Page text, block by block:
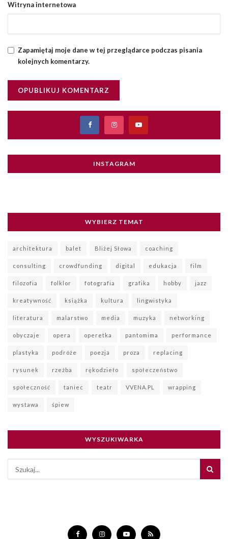
Witryna internetowa
Zapamiętaj moje dane w tej przeglądarce podczas pisania
kolejnych komentarzy.
INSTAGRAM
WYBIERZ TEMAT
architektura balet Bliżej Słowa coaching
consulting crowdfunding digital edukacja film
filozofia folklor fotografia grafika hobby jazz
kreatywność książka kultura lingwistyka
literatura malarstwo media muzyka networking
obyczaje opera operetka pantomima performance
plastyka podróże poezja proza replacing
rysunek rzeźba rękodzieło społeczeństwo
społeczność taniec teatr VVENA.PL wrapping
wystawa śpiew
WYSZUKIWARKA